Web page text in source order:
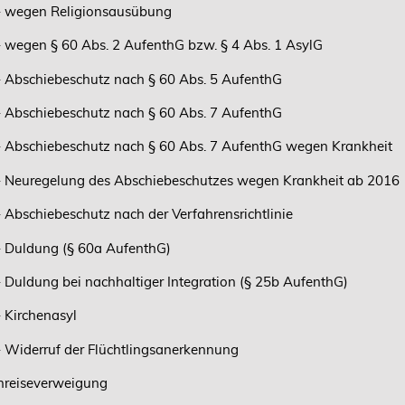
wegen Religionsausübung
wegen § 60 Abs. 2 AufenthG bzw. § 4 Abs. 1 AsylG
Abschiebeschutz nach § 60 Abs. 5 AufenthG
Abschiebeschutz nach § 60 Abs. 7 AufenthG
Abschiebeschutz nach § 60 Abs. 7 AufenthG wegen Krankheit
Neuregelung des Abschiebeschutzes wegen Krankheit ab 2016
Abschiebeschutz nach der Verfahrensrichtlinie
Duldung (§ 60a AufenthG)
Duldung bei nachhaltiger Integration (§ 25b AufenthG)
Kirchenasyl
Widerruf der Flüchtlingsanerkennung